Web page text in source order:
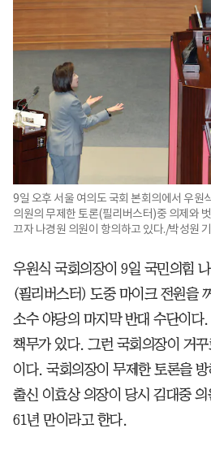
9일 오후 서울 여의도 국회 본회의에서 우원
의원의 무제한 토론(필리버스터)중 의제와
끄자 나경원 의원이 항의하고 있다./박성원
우원식 국회의장이 9일 국민의힘
(필리버스터) 도중 마이크 전원을
소수 야당의 마지막 반대 수단이다
책무가 있다. 그런 국회의장이 거
이다. 국회의장이 무제한 토론을
출신 이효상 의장이 당시 김대중
61년 만이라고 한다.